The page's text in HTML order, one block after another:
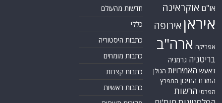
או"ם אוקראינה
איראן אירופה
אפריקה ארה"ב
בריטניה גרמניה
דאעש האמירויות הגולן
המזרח התיכון המפרץ
הפרסי הרשות
חדשות מהעולם
כללי
כתבות היסטוריה
כתבות מומחים
כתבות קצרות
כתבות ראשיות